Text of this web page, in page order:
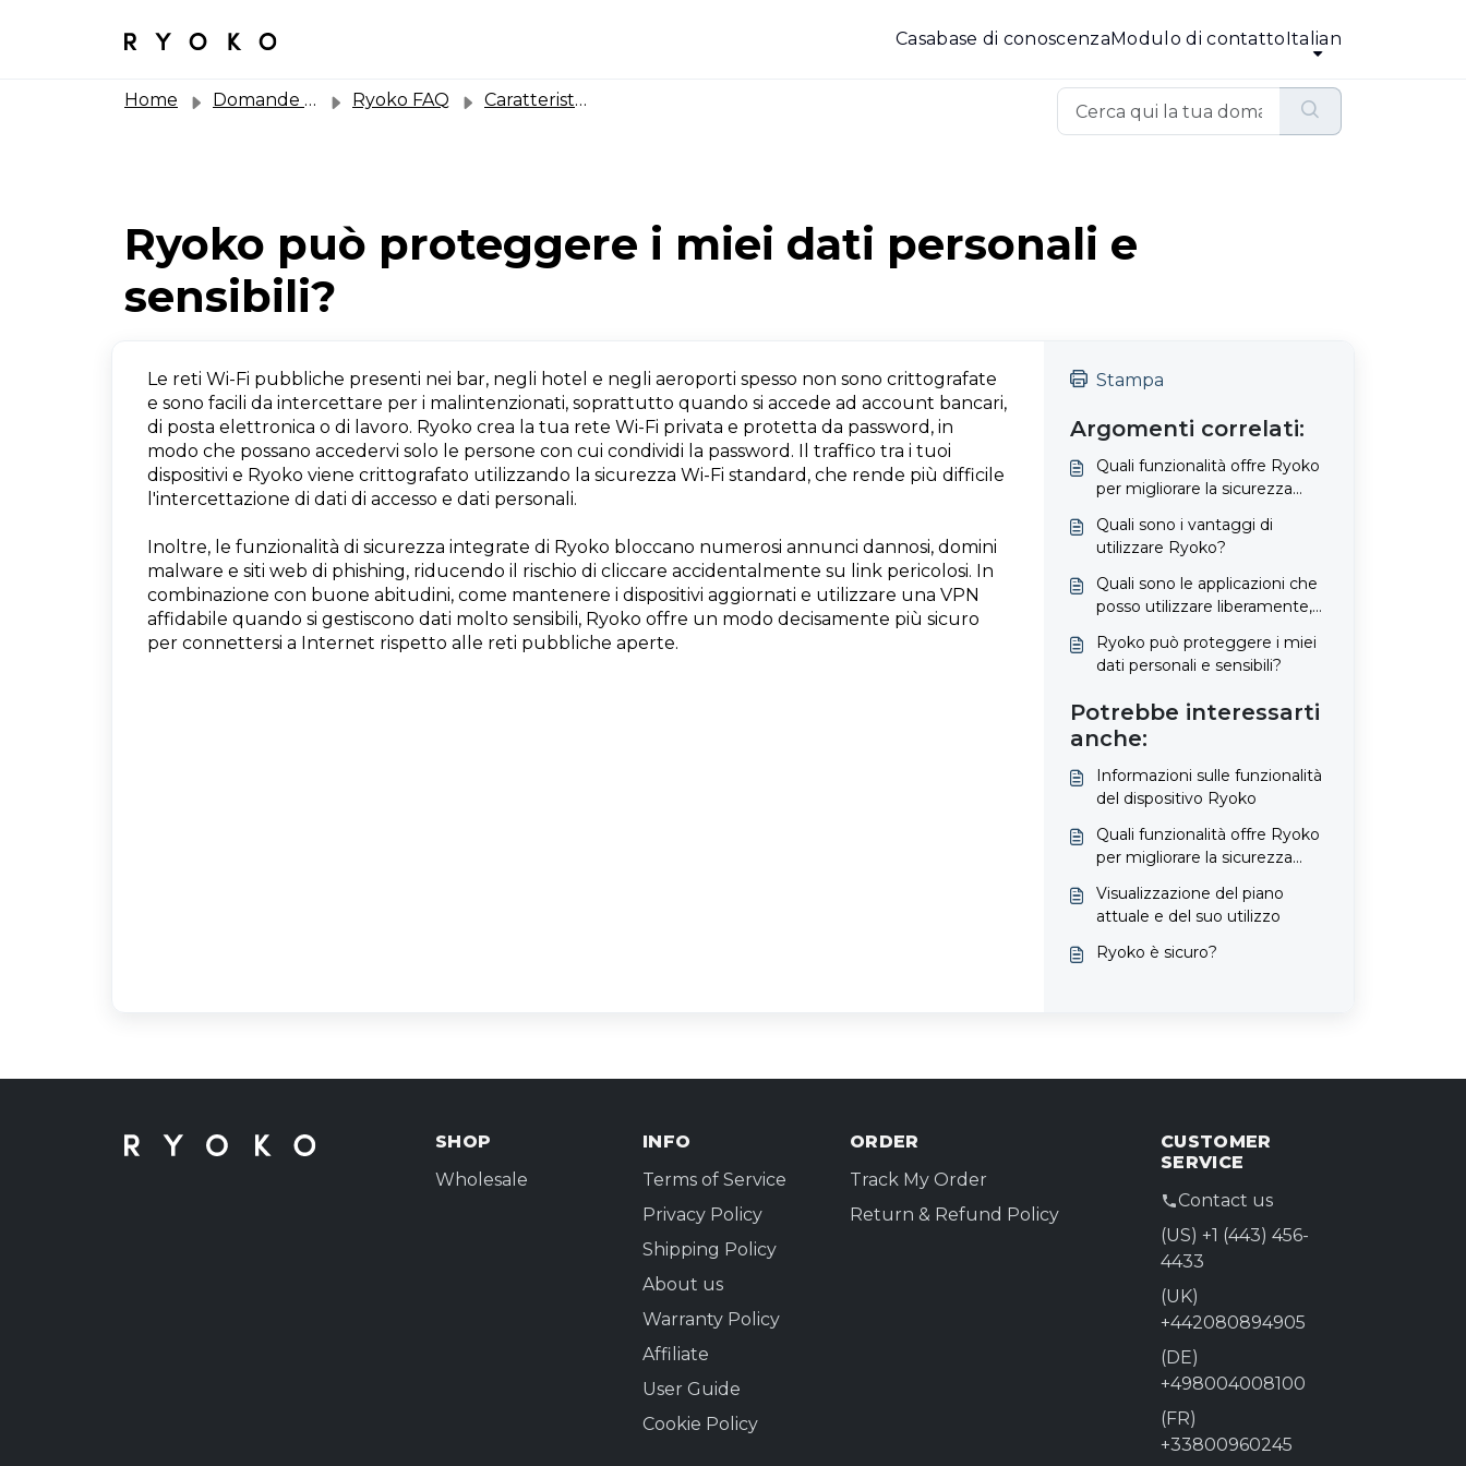
Casabase di conoscenzaModulo di contattoItalian
Home Domande Frequenti (FAQ) Ryoko FAQ Caratteristiche e copertura di Ryoko
Ryoko può proteggere i miei dati personali e
sensibili?
Le reti Wi-Fi pubbliche presenti nei bar, negli hotel e negli aeroporti spesso non sono crittografate
e sono facili da intercettare per i malintenzionati, soprattutto quando si accede ad account bancari,
di posta elettronica o di lavoro. Ryoko crea la tua rete Wi-Fi privata e protetta da password, in
modo che possano accedervi solo le persone con cui condividi la password. Il traffico tra i tuoi
dispositivi e Ryoko viene crittografato utilizzando la sicurezza Wi-Fi standard, che rende più difficile
l'intercettazione di dati di accesso e dati personali.
Inoltre, le funzionalità di sicurezza integrate di Ryoko bloccano numerosi annunci dannosi, domini
malware e siti web di phishing, riducendo il rischio di cliccare accidentalmente su link pericolosi. In
combinazione con buone abitudini, come mantenere i dispositivi aggiornati e utilizzare una VPN
affidabile quando si gestiscono dati molto sensibili, Ryoko offre un modo decisamente più sicuro
per connettersi a Internet rispetto alle reti pubbliche aperte.
Stampa
Argomenti correlati:
Quali funzionalità offre Ryoko
per migliorare la sicurezza
Quali sono i vantaggi di
utilizzare Ryoko?
Quali sono le applicazioni che
posso utilizzare liberamente,
Ryoko può proteggere i miei
dati personali e sensibili?
Potrebbe interessarti
anche:
Informazioni sulle funzionalità
del dispositivo Ryoko
Quali funzionalità offre Ryoko
per migliorare la sicurezza
Visualizzazione del piano
attuale e del suo utilizzo
Ryoko è sicuro?
SHOP
Wholesale
INFO
Terms of Service
Privacy Policy
Shipping Policy
About us
Warranty Policy
Affiliate
User Guide
Cookie Policy
ORDER
Track My Order
Return & Refund Policy
CUSTOMER
SERVICE
Contact us
(US) +1 (443) 456-
4433
(UK)
+442080894905
(DE)
+498004008100
(FR)
+33800960245